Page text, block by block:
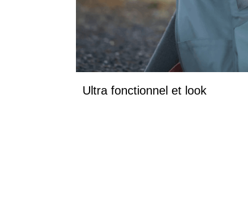
Ultra fonctionnel et look